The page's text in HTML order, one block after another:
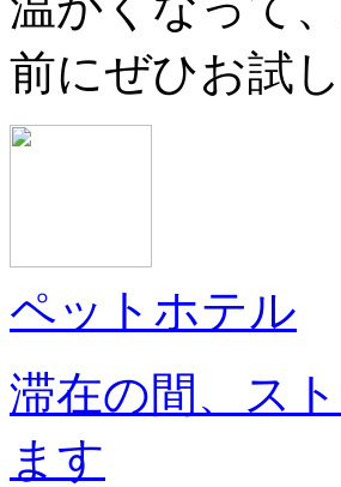
前にぜひお試
ペットホテル
滞在の間、ス
ます